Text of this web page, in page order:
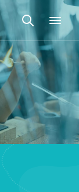
Rechercher
une
activité,
un
logement…